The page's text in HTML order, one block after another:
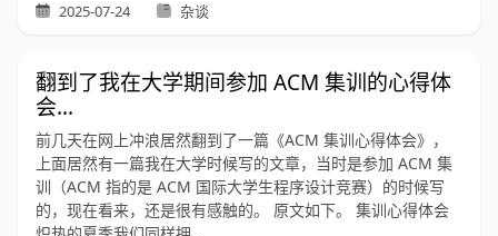
2025-07-24 杂谈
翻到了我在大学期间参加 ACM 集训的心得体
会...
前几天在网上冲浪居然翻到了一篇《ACM 集训心得体会》，
上面居然有一篇我在大学时候写的文章，当时是参加 ACM 集
训（ACM 指的是 ACM 国际大学生程序设计竞赛）的时候写
的，现在看来，还是很有感触的。 原文如下。 集训心得体会